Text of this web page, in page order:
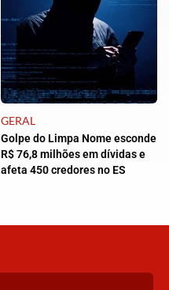
GERAL
Golpe do Limpa Nome esconde
R$ 76,8 milhões em dívidas e
afeta 450 credores no ES